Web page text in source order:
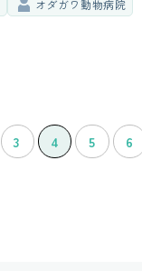
オダガワ動物病院
3 4 5 6